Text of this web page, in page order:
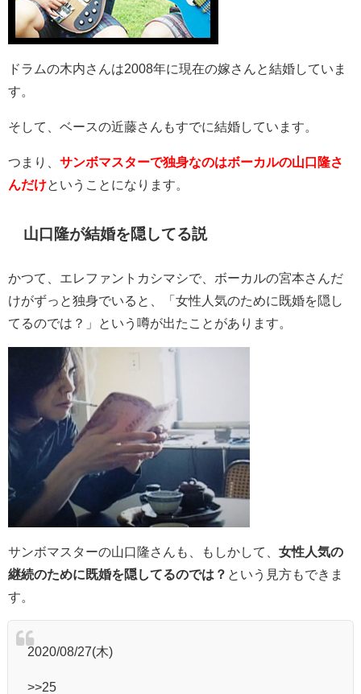
ドラムの木内さんは2008年に現在の嫁さんと結婚していま
す。
そして、ベースの近藤さんもすでに結婚しています。
つまり、 サンボマスターで独身なのはボーカルの山口隆さ
んだけということになります。
山口隆が結婚を隠してる説
かつて、エレファントカシマシで、ボーカルの宮本さんだ
けがずっと独身でいると、「女性人気のために既婚を隠し
てるのでは？」という噂が出たことがあります。
サンボマスターの山口隆さんも、もしかして、 女性人気の
継続のために既婚を隠してるのでは？ という見方もできま
す。
2020/08/27(木)
>>25